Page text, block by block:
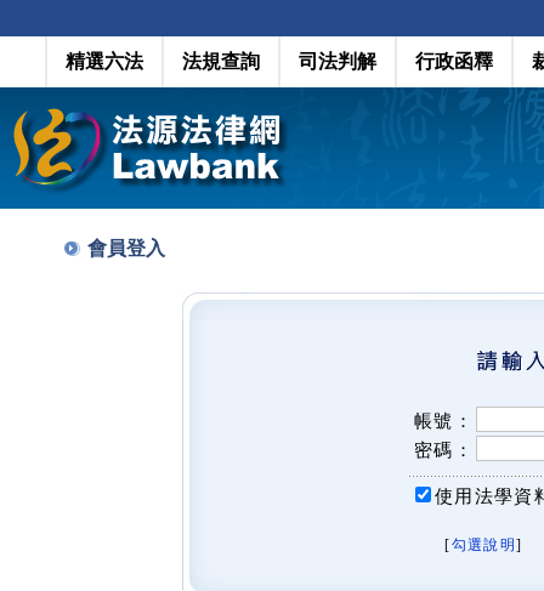
精選六法 法規查詢 司法判解 行政函釋
會員登入
帳號：
密碼：
使用法學資
[勾選說明 ]